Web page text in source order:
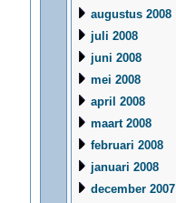
augustus 2008
juli 2008
juni 2008
mei 2008
april 2008
maart 2008
februari 2008
januari 2008
december 2007